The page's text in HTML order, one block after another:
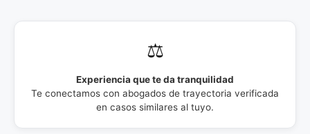
⚖️
Experiencia que te da tranquilidad
Te conectamos con abogados de trayectoria verificada
en casos similares al tuyo.